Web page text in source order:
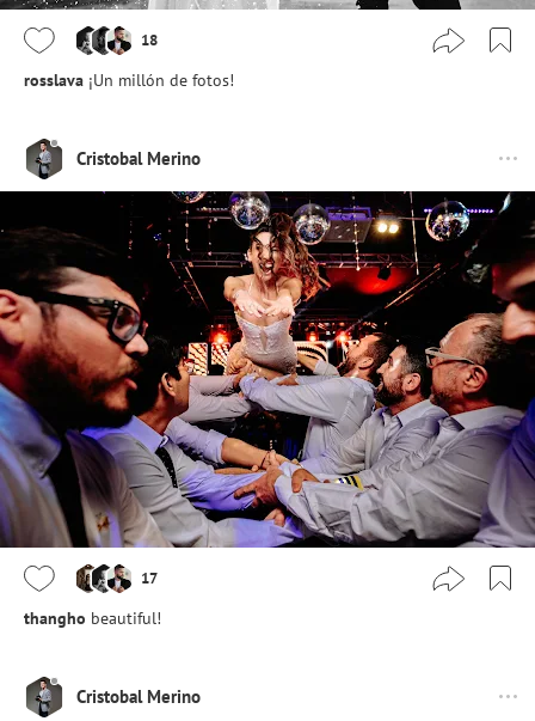
18
rosslava ¡Un millón de fotos!
Cristobal Merino
17
thangho beautiful!
Cristobal Merino